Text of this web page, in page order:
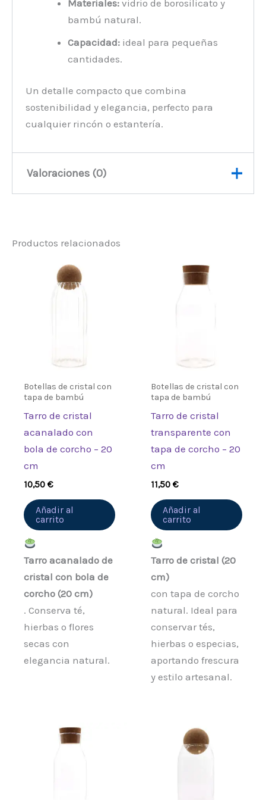
Materiales: vidrio de borosilicato y
bambú natural.
Capacidad: ideal para pequeñas
cantidades.
Un detalle compacto que combina
sostenibilidad y elegancia, perfecto para
cualquier rincón o estantería.
Valoraciones (0)
Sé el primero en valorar
“Tarro de cristal transparente
Productos relacionados
Botellas de cristal con
tapa de bambú
Tarro de cristal
acanalado con
bola de corcho – 20
cm
10,50€
Añadir al
carrito
Tarro acanalado de
cristal con bola de
corcho (20 cm)
. Conserva té,
hierbas o flores
secas con
elegancia natural.
Botellas de cristal con
tapa de bambú
Tarro de cristal
transparente con
tapa de corcho – 20
cm
11,50€
Añadir al
carrito
Tarro de cristal (20
cm)
con tapa de corcho
natural. Ideal para
conservar tés,
hierbas o especias,
aportando frescura
y estilo artesanal.